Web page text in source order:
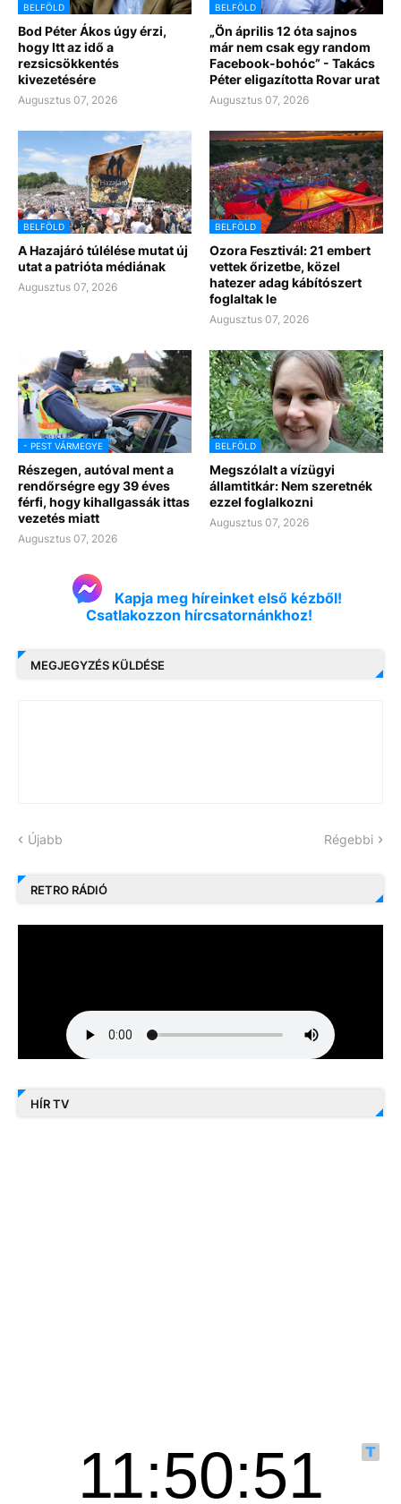
BELFÖLD
Bod Péter Ákos úgy érzi,
hogy Itt az idő a
rezsicsökkentés
kivezetésére
Augusztus 07, 2026
BELFÖLD
„Ön április 12 óta sajnos
már nem csak egy random
Facebook-bohóc” - Takács
Péter eligazította Rovar urat
Augusztus 07, 2026
BELFÖLD
A Hazajáró túlélése mutat új
utat a patrióta médiának
Augusztus 07, 2026
BELFÖLD
Ozora Fesztivál: 21 embert
vettek őrizetbe, közel
hatezer adag kábítószert
foglaltak le
Augusztus 07, 2026
- PEST VÁRMEGYE
Részegen, autóval ment a
rendőrségre egy 39 éves
férfi, hogy kihallgassák ittas
vezetés miatt
Augusztus 07, 2026
BELFÖLD
Megszólalt a vízügyi
államtitkár: Nem szeretnék
ezzel foglalkozni
Augusztus 07, 2026
Kapja meg híreinket első kézből!
Csatlakozzon hírcsatornánkhoz!
MEGJEGYZÉS KÜLDÉSE
Újabb Régebbi
RETRO RÁDIÓ
HÍR TV